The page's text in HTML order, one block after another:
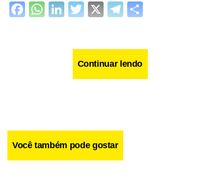
Facebook
WhatsApp
LinkedIn
Twitter
X Telegram
Continuar lendo
Você também pode gostar